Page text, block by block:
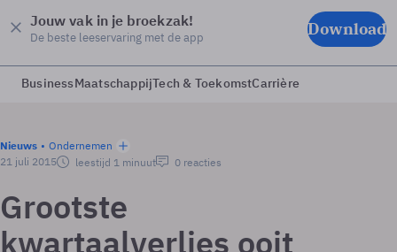
Jouw vak in je broekzak!
De beste leeservaring met de app Download
BusinessMaatschappijTech & ToekomstCarrière
Nieuws
Ondernemen
21 juli 2015
leestijd 1 minuut 0 reacties
Grootste
kwartaalverlies ooit